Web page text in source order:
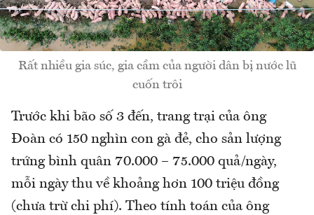
Rất nhiều gia súc, gia cầm của người dân bị nước lũ
cuốn trôi
Trước khi bão số 3 đến, trang trại của ông
Đoàn có 150 nghìn con gà đẻ, cho sản lượng
trứng bình quân 70.000 – 75.000 quả/ngày,
mỗi ngày thu về khoảng hơn 100 triệu đồng
(chưa trừ chi phí). Theo tính toán của ông